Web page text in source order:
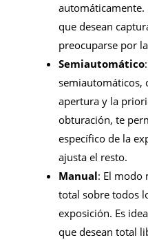
automáticamente.
que desean
preocuparse por
Semiautomático
semiautomáticos,
apertura y la
obturación, te
específico de la
ajusta el resto.
Manual: El modo
total sobre todos
exposición. Es
que desean total